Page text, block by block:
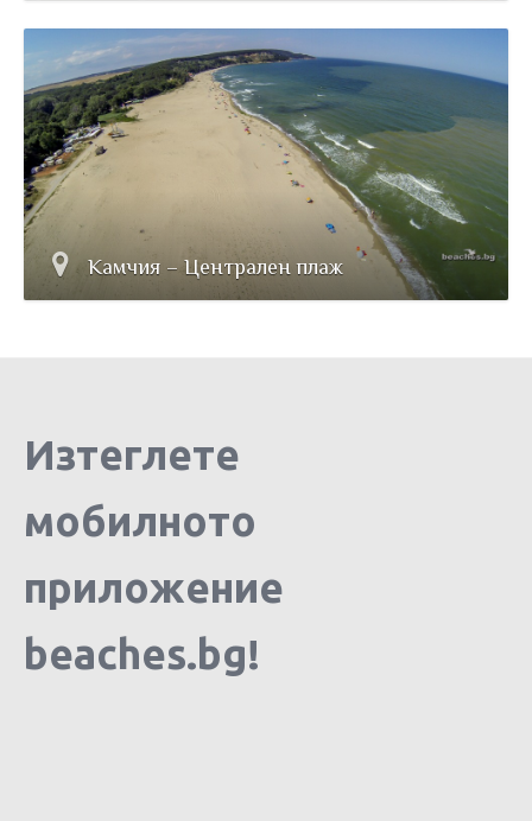
Камчия – Централен плаж
Изтеглете
мобилното
приложение
beaches.bg!